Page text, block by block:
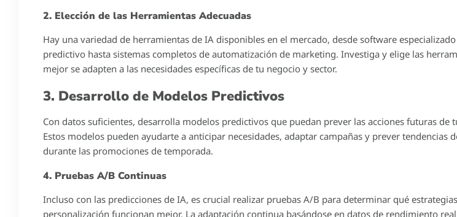
December 26, 2024 Roberto Robles
El auge de la tecnología ha transformado significativamente el panorama del marketing digital, y
revolución, la inteligencia artificial (IA) juega un papel crucial en la personalización de ofertas y
las temporadas de promociones, la capacidad de entregar mensajes personalizados y relevantes
herramientas basadas en IA pueden ayudarte a maximizar tus ventas al adaptar las ofertas a las